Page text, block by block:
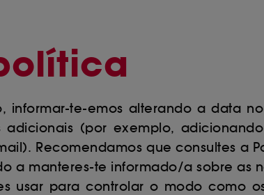
informar-te-emos alterando a data
(por exemplo,
Recomendamos que consultes a
a manteres-te informado/a sobre as
usar para controlar o modo como